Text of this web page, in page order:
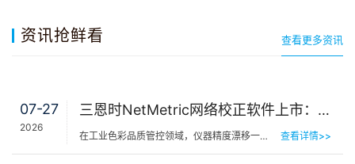
资讯抢鲜看 查看更多资讯
07-27
2026
三恩时NetMetric网络校正软件上市：告别返厂，15分钟让测色仪“恢复出厂精度”
在工业色彩品质管控领域，仪器精度漂移一直是制造企业挥之不去的隐痛。同一批货，A车间测合格、B车间测不合… 查看详情>>